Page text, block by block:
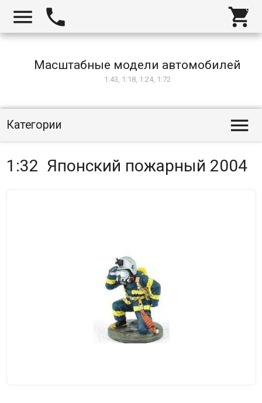
  
Масштабные модели автомобилей
1:43, 1:18, 1:24, 1:72
Категории 
1:32 Японский пожарный 2004